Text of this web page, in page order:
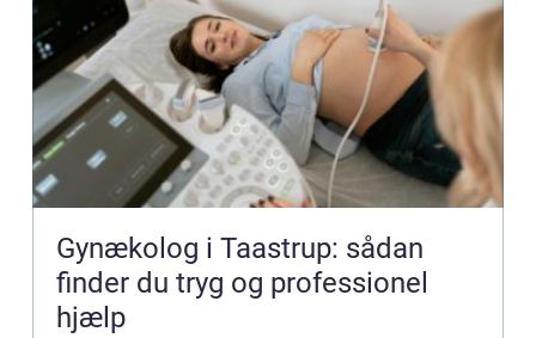
Gynækolog i Taastrup: sådan
finder du tryg og professionel
hjælp